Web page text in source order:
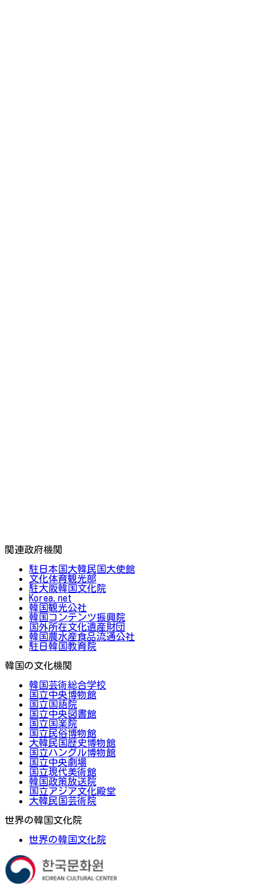
関連政府機関
駐日本国大韓民国大使館
文化体育観光部
駐大阪韓国文化院
Korea.net
韓国観光公社
韓国コンテンツ振興院
国外所在文化遺産財団
韓国農水産食品流通公社
駐日韓国教育院
韓国の文化機関
韓国芸術総合学校
国立中央博物館
国立国語院
国立中央図書館
国立国楽院
国立民俗博物館
大韓民国歴史博物館
国立ハングル博物館
国立中央劇場
国立現代美術館
韓国政策放送院
国立アジア文化殿堂
大韓民国芸術院
世界の韓国文化院
世界の韓国文化院